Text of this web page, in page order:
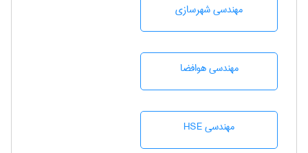
مهندسی شهرسازی
مهندسی هوافضا
مهندسی HSE